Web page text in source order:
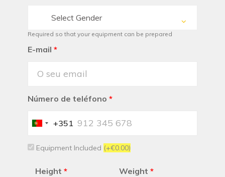
Select Gender
Required so that your equipment can be prepared
E-mail *
Número de teléfono *
Portugal
+351
Equipment Included (+€0.00)
Height * Weight *